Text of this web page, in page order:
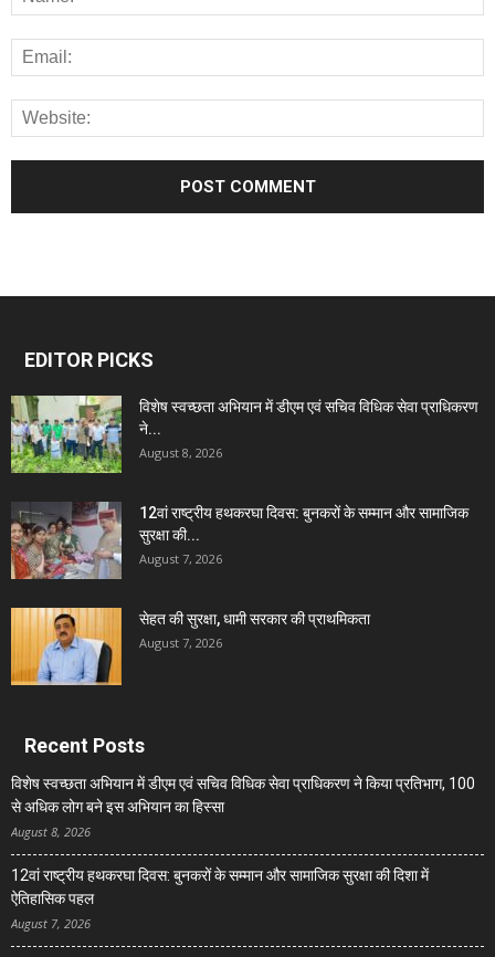
EDITOR PICKS
विशेष स्वच्छता अभियान में डीएम एवं सचिव विधिक सेवा प्राधिकरण
ने...
August 8, 2026
12वां राष्ट्रीय हथकरघा दिवस: बुनकरों के सम्मान और सामाजिक
सुरक्षा की...
August 7, 2026
सेहत की सुरक्षा, धामी सरकार की प्राथमिकता
August 7, 2026
Recent Posts
विशेष स्वच्छता अभियान में डीएम एवं सचिव विधिक सेवा प्राधिकरण ने किया प्रतिभाग, 100
से अधिक लोग बने इस अभियान का हिस्सा
August 8, 2026
12वां राष्ट्रीय हथकरघा दिवस: बुनकरों के सम्मान और सामाजिक सुरक्षा की दिशा में
ऐतिहासिक पहल
August 7, 2026